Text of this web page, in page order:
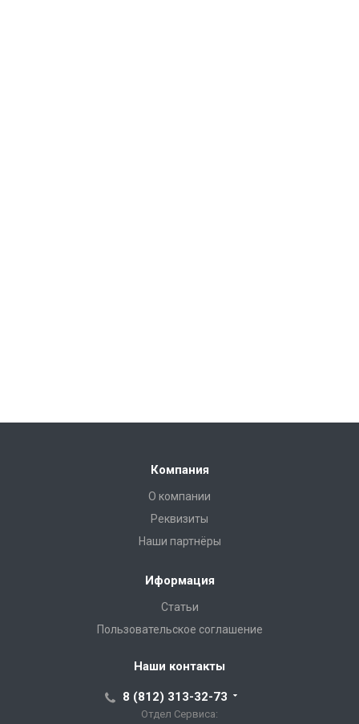
Компания
О компании
Реквизиты
Наши партнёры
Иформация
Статьи
Пользовательское соглашение
Наши контакты
8 (812) 313-32-73
Отдел Сервиса: